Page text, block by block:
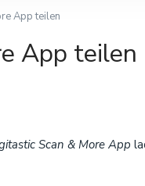
App teilen
App teilen
Scan & More App